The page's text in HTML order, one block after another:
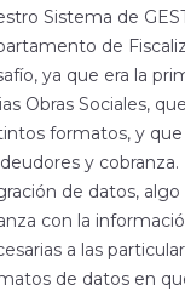
Sistema de
de
ya que era la
Obras Sociales,
formatos, y
y
de datos, algo
con la
a las
de datos en